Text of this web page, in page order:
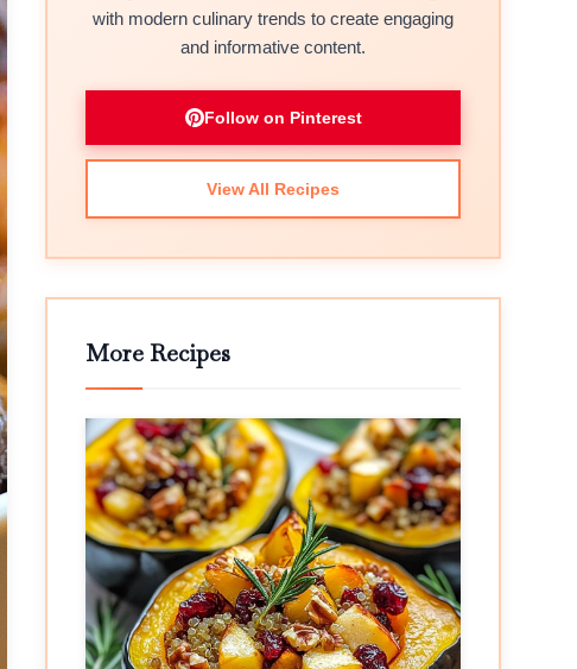
with modern culinary trends to create engaging
and informative content.
Follow on Pinterest
View All Recipes
More Recipes